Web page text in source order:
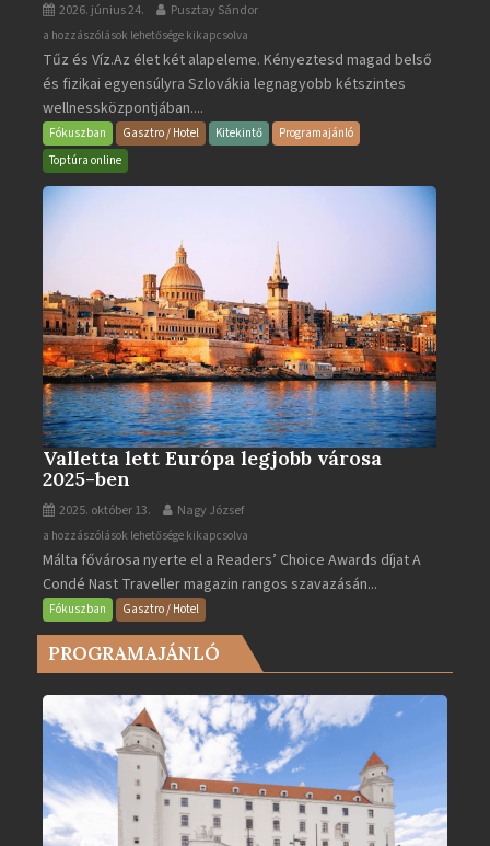
2026. június 24. Pusztay Sándor
Aquacity
Poprad
·
Wellness
és
Gyógyfürdő
a hozzászólások lehetősége kikapcsolva
Tűz és Víz.Az élet két alapeleme. Kényeztesd magad belső
és fizikai egyensúlyra Szlovákia legnagyobb kétszintes
wellnessközpontjában....
Fókuszban Gasztro / Hotel Kitekintő
Programajánló
Toptúra online
Valletta lett Európa legjobb városa
2025-ben
2025. október 13. Nagy József
Valletta
lett
Európa
legjobb
városa
2025-
bejegyzéshez
a hozzászólások lehetősége kikapcsolva
Málta fővárosa nyerte el a Readers’ Choice Awards díjat A
Condé Nast Traveller magazin rangos szavazásán...
Fókuszban Gasztro / Hotel
PROGRAMAJÁNLÓ